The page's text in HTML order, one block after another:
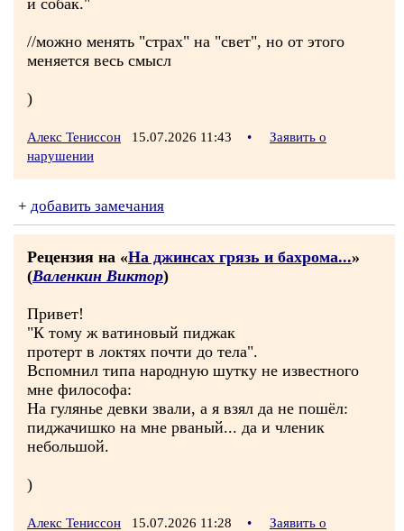
и собак."
//можно менять "страх" на "свет", но от этого
меняется весь смысл
)
Алекс Тениссон 15.07.2026 11:43 •
Заявить о
нарушении
+ добавить замечания
Рецензия на «На джинсах грязь и бахрома...»
(Валенкин Виктор)
Привет!
"К тому ж ватиновый пиджак
протерт в локтях почти до тела".
Вспомнил типа народную шутку не известного
мне философа:
На гулянье девки звали, а я взял да не пошёл:
пиджачишко на мне рваный... да и членик
небольшой.
)
Алекс Тениссон 15.07.2026 11:28 •
Заявить о